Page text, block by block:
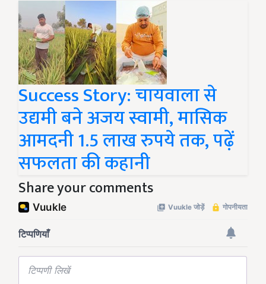
Success Story: चायवाला से
उद्यमी बने अजय स्वामी, मासिक
आमदनी 1.5 लाख रुपये तक, पढ़ें
सफलता की कहानी
Share your comments